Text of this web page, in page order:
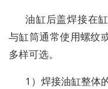
油缸后盖焊接在
与缸筒通常使用螺纹
多样可选。
1）焊接油缸整体